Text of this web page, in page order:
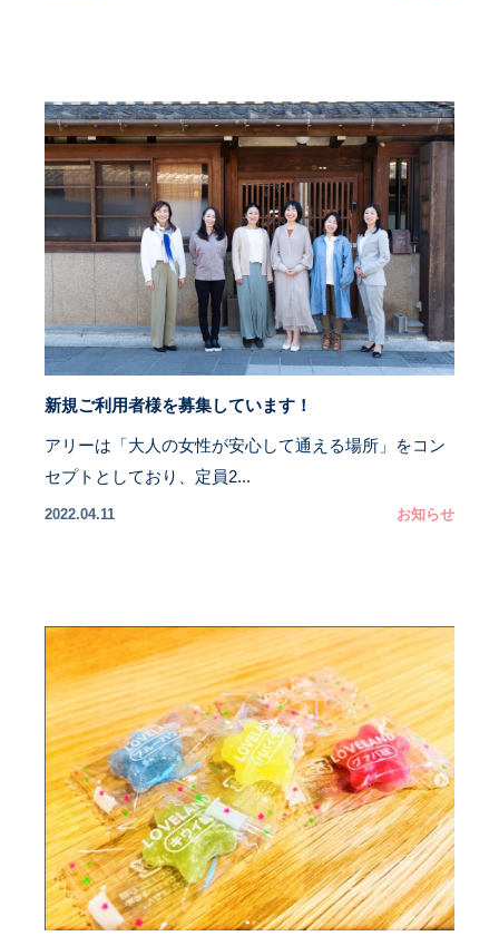
新規ご利用者様を募集しています！
アリーは「大人の女性が安心して通える場所」をコン
セプトとしており、定員2...
2022.04.11 お知らせ